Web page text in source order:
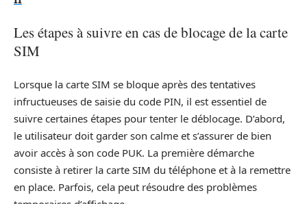
Les étapes à suivre en cas de blocage de la carte
SIM
Lorsque la carte SIM se bloque après des tentatives
infructueuses de saisie du code PIN, il est essentiel de
suivre certaines étapes pour tenter le déblocage. D’abord,
le utilisateur doit garder son calme et s’assurer de bien
avoir accès à son code PUK. La première démarche
consiste à retirer la carte SIM du téléphone et à la remettre
en place. Parfois, cela peut résoudre des problèmes